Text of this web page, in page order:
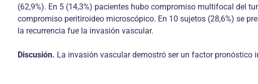
(62,9%). En 5 (14,3%) pacientes hubo compromiso multifocal del
compromiso peritiroideo microscópico. En 10 sujetos (28,6%) se
la recurrencia fue la invasión vascular.
Discusión. La invasión vascular demostró ser un factor pronóstico